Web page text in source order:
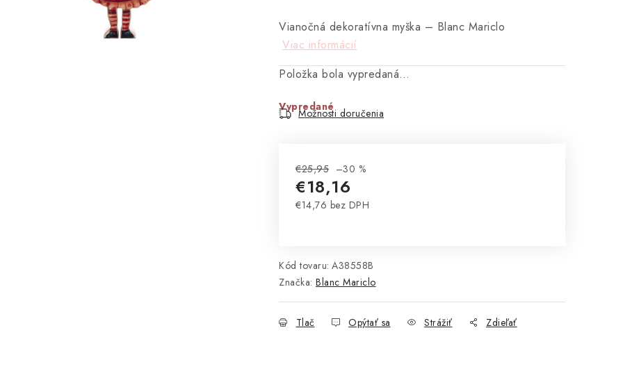
Vianočná dekoratívna myška – Blanc Mariclo
Viac informácií
Položka bola vypredaná…
Vypredané
Možnosti doručenia
€25,95 –30 %
€18,16
€14,76 bez DPH
Kód tovaru: A38558B
Značka: Blanc Mariclo
Tlač Opýtať sa Strážiť Zdieľať